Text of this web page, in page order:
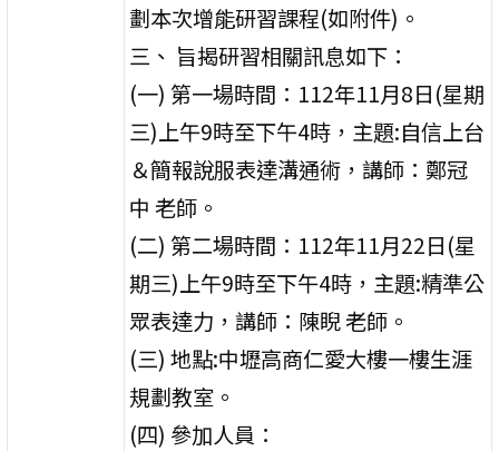
劃本次增能研習課程(如附件)。
三、 旨揭研習相關訊息如下：
(一) 第一場時間：112年11月8日(星期
三)上午9時至下午4時，主題:自信上台
＆簡報說服表達溝通術，講師：鄭冠
中 老師。
(二) 第二場時間：112年11月22日(星
期三)上午9時至下午4時，主題:精準公
眾表達力，講師：陳睨 老師。
(三) 地點:中壢高商仁愛大樓一樓生涯
規劃教室。
(四) 參加人員：